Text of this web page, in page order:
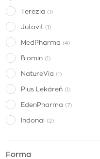
Terezia (1)
Jutavit (1)
MedPharma (4)
Biomin (1)
NatureVia (1)
Plus Lekáreň (1)
EdenPharma (7)
Indonal (2)
Elasti-Q
Forma